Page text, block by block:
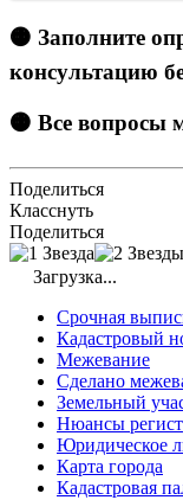
🟠 Заполните
консультацию
🟠 Все вопросы
Поделиться
Класснуть
Поделиться
Загрузка...
Срочная
Кадастровый
Межевание
Сделано
Земельный
Нюансы
Юридическое
Карта города
Кадастровая